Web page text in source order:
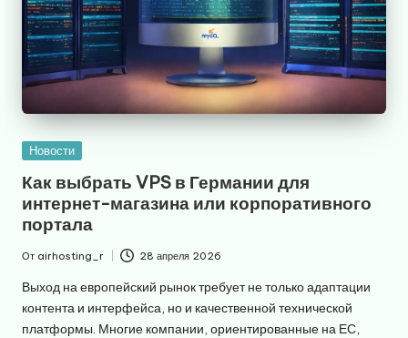
Опубликовано
Новости
Как выбрать VPS в Германии для
интернет-магазина или корпоративного
портала
Запись
от
От airhosting_r 28 апреля 2026
Выход на европейский рынок требует не только адаптации
контента и интерфейса, но и качественной технической
платформы. Многие компании, ориентированные на ЕС,